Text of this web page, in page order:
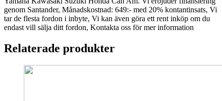
genom Santander, Månadskostnad: 649:- med 20% kontantinsats, Vi
tar de flesta fordon i inbyte, Vi kan även göra ett rent inköp om du
endast vill sälja ditt fordon, Kontakta oss för mer information
Relaterade produkter